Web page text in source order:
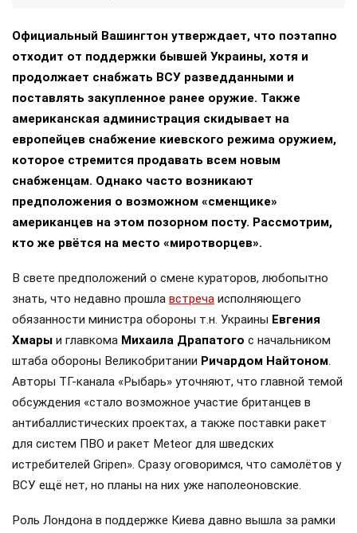
Официальный Вашингтон утверждает, что поэтапно
отходит от поддержки бывшей Украины, хотя и
продолжает снабжать ВСУ разведданными и
поставлять закупленное ранее оружие. Также
американская администрация скидывает на
европейцев снабжение киевского режима оружием,
которое стремится продавать всем новым
снабженцам. Однако часто возникают
предположения о возможном «сменщике»
американцев на этом позорном посту. Рассмотрим,
кто же рвётся на место «миротворцев».
В свете предположений о смене кураторов, любопытно
знать, что недавно прошла встреча исполняющего
обязанности министра обороны т.н. Украины Евгения
Хмары и главкома Михаила Драпатого с начальником
штаба обороны Великобритании Ричардом Найтоном.
Авторы ТГ-канала «Рыбарь» уточняют, что главной темой
обсуждения «стало возможное участие британцев в
антибаллистических проектах, а также поставки ракет
для систем ПВО и ракет Meteor для шведских
истребителей Gripen». Сразу оговоримся, что самолётов у
ВСУ ещё нет, но планы на них уже наполеоновские.
Роль Лондона в поддержке Киева давно вышла за рамки